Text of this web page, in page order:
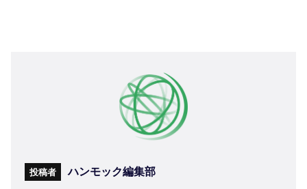
投稿者 ハンモック編集部